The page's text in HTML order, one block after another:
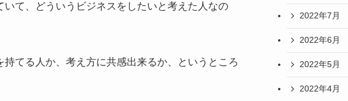
て、どういうビジネスをしたいと考えた人なの
てる人か、考え方に共感出来るか、というところ
2022年7月
2022年6月
2022年5月
2022年4月